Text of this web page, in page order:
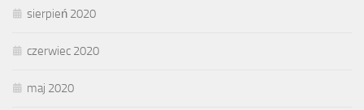
sierpień 2020
czerwiec 2020
maj 2020